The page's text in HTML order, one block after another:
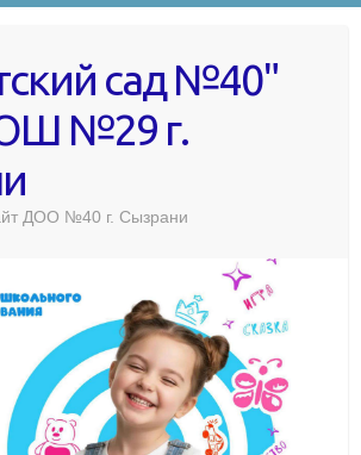
сад №40"
№29 г.
ДОО №40 г. Сызрани